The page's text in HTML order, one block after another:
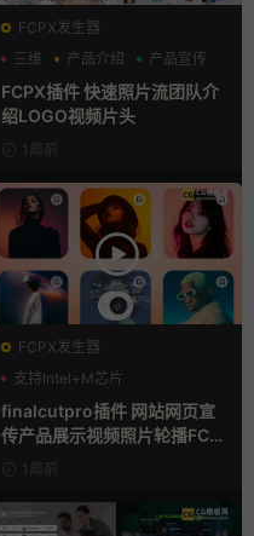
FCPX发生器
三维
产品介绍 产品宣传
FCPX插件 快速照片流团队介
绍LOGO视频片头
1周前
FCPX发生器
支持Intel+M芯片
finalcutpro插件 网站网页宣
传产品展示视频照片轮播FCP
X插件1周前